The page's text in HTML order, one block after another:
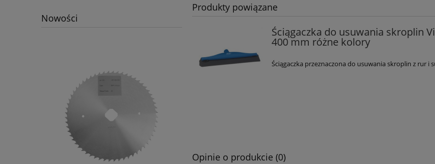
Nowości
Produkty powiązane
Ściągaczka do usuwania skroplin
400 mm różne kolory
Ściągaczka przeznaczona do usuwania skroplin z rur i
Opinie o produkcie (0)